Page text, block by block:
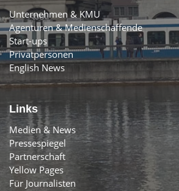
Unternehmen & KMU
Agenturen & Medienschaffende
Start-ups
Privatpersonen
English News
Links
Medien & News
Pressespiegel
Partnerschaft
Yellow Pages
Für Journalisten